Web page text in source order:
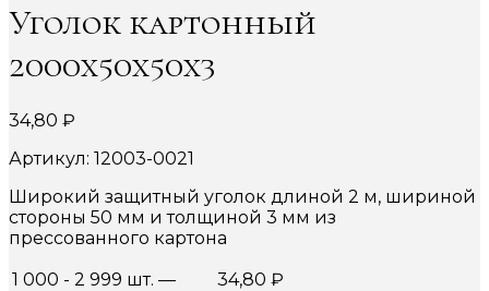
Уголок картонный
2000х50х50х3
34,80 ₽
Артикул: 12003-0021
Широкий защитный уголок длиной 2 м, шириной
стороны 50 мм и толщиной 3 мм из
прессованного картона
1 000 - 2 999 шт. — 34,80 ₽